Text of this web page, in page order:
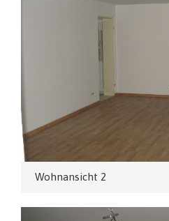
Wohnansicht 2